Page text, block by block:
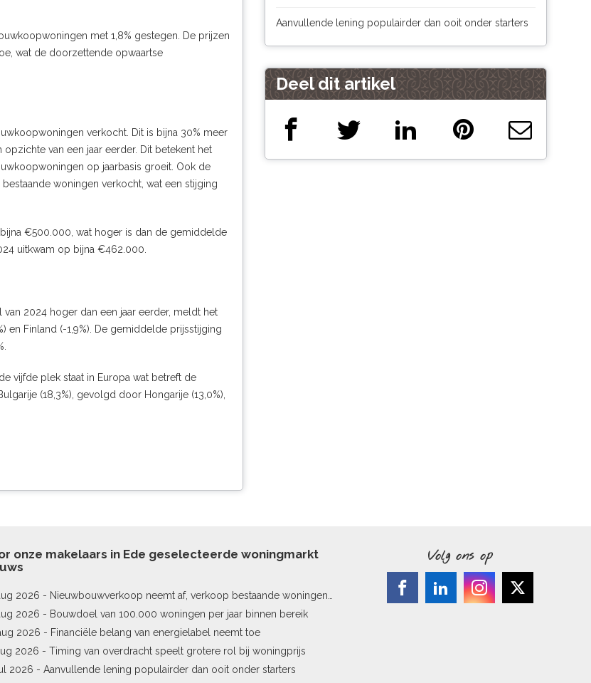
met 1,8% gestegen. De prijzen
wat de doorzettende opwaartse
verkocht. Dit is bijna 30% meer
van een jaar eerder. Dit betekent het
op jaarbasis groeit. Ook de
woningen verkocht, wat een stijging
€500.000, wat hoger is dan de gemiddelde
uitkwam op bijna €462.000.
2024 hoger dan een jaar eerder, meldt het
en Finland (-1,9%). De gemiddelde prijsstijging
vijfde plek staat in Europa wat betreft de
(18,3%), gevolgd door Hongarije (13,0%),
Aanvullende lening populairder dan ooit onder starters
Deel dit artikel
onze makelaars in Ede geselecteerde woningmarkt
2026 - Nieuwbouwverkoop neemt af, verkoop bestaande woningen
2026 - Bouwdoel van 100.000 woningen per jaar binnen bereik
2026 - Financiële belang van energielabel neemt toe
2026 - Timing van overdracht speelt grotere rol bij woningprijs
2026 - Aanvullende lening populairder dan ooit onder starters
Volg ons op